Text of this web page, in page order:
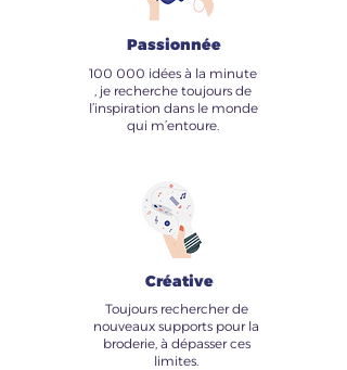
Passionnée
100 000 idées à la minute
, je recherche toujours de
l’inspiration dans le monde
qui m’entoure.
Créative
Toujours rechercher de
nouveaux supports pour la
broderie, à dépasser ces
limites.